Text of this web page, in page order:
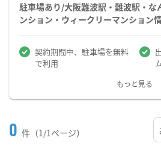
駐車場あり/大阪難波駅・難波駅・な
ンション・ウィークリーマンション
契約期間中、駐車場を無料
で利用
もっと見る
0 件（1/1ページ）